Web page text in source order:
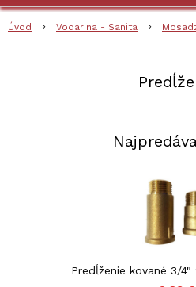
Úvod Vodarina - Sanita
Predĺženie kované 3/4"